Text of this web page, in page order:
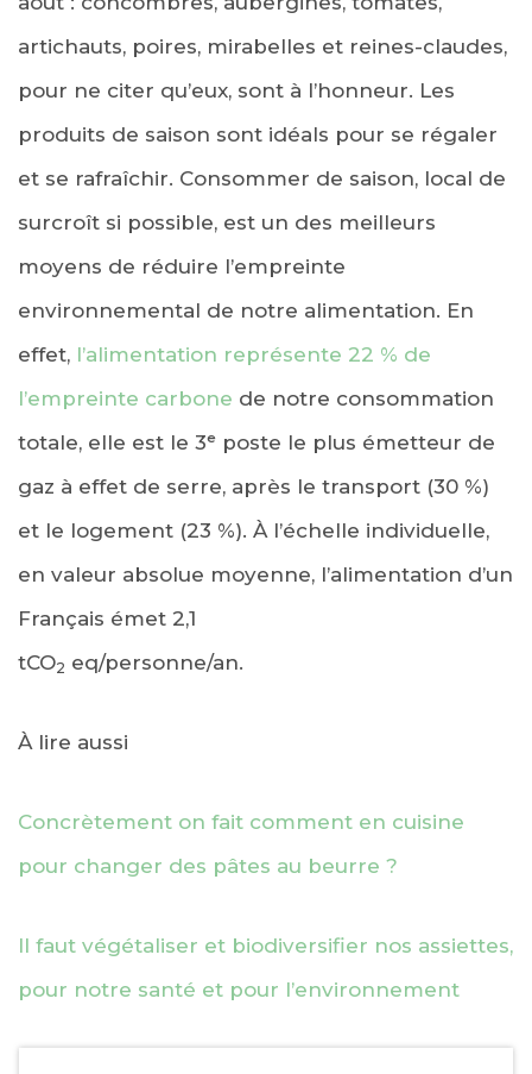
artichauts, poires, mirabelles et reines-claudes,
pour ne citer qu’eux, sont à l’honneur. Les
produits de saison sont idéals pour se régaler
et se rafraîchir. Consommer de saison, local de
surcroît si possible, est un des meilleurs
moyens de réduire l’empreinte
environnemental de notre alimentation. En
effet, l’alimentation représente 22 % de
l’empreinte carbone de notre consommation
totale, elle est le 3ᵉ poste le plus émetteur de
gaz à effet de serre, après le transport (30 %)
et le logement (23 %). À l’échelle individuelle,
en valeur absolue moyenne, l’alimentation d’un
Français émet 2,1
tCO2 eq/personne/an.
À lire aussi
Concrètement on fait comment en cuisine
pour changer des pâtes au beurre ?
Il faut végétaliser et biodiversifier nos assiettes,
pour notre santé et pour l’environnement